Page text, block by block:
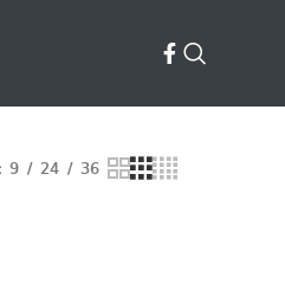
9 24 36